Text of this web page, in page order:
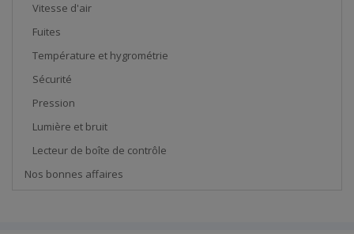
Vitesse d'air
Fuites
Température et hygrométrie
Sécurité
Pression
Lumière et bruit
Lecteur de boîte de contrôle
Nos bonnes affaires